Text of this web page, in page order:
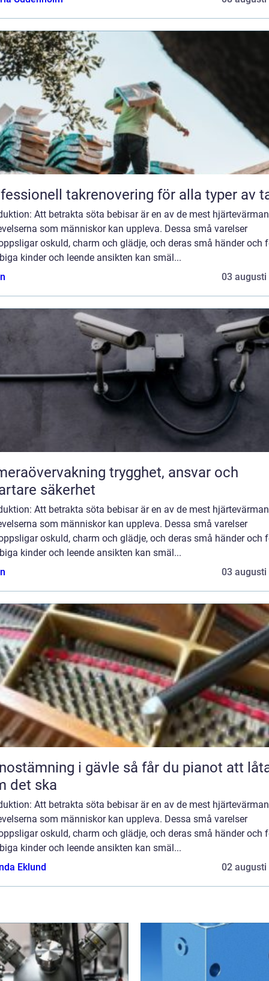
takrenovering för alla typer av
Att betrakta söta bebisar är en av de mest
som människor kan uppleva. Dessa små varelser
oskuld, charm och glädje, och deras små händer och
kinder och leende ansikten kan smäl...
03 augusti
trygghet, ansvar och
säkerhet
Att betrakta söta bebisar är en av de mest
som människor kan uppleva. Dessa små varelser
oskuld, charm och glädje, och deras små händer och
kinder och leende ansikten kan smäl...
03 augusti
i gävle så får du pianot att låta
det ska
Att betrakta söta bebisar är en av de mest
som människor kan uppleva. Dessa små varelser
oskuld, charm och glädje, och deras små händer och
kinder och leende ansikten kan smäl...
Eklund
02 augusti